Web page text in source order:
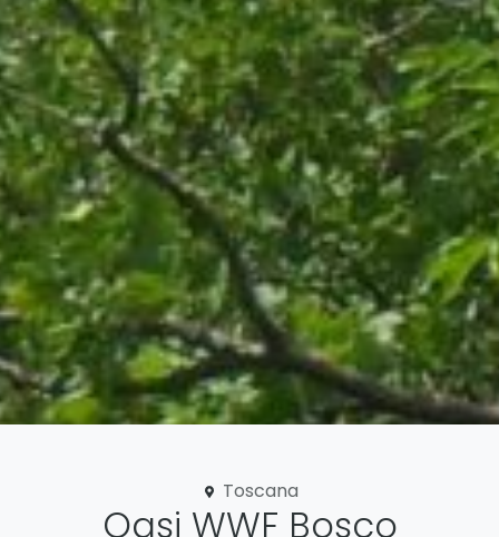
Toscana
Oasi WWF Bosco